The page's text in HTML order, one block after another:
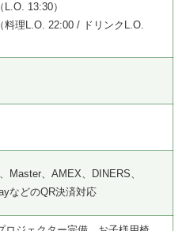
L.O. 13:30）
料理L.O. 22:00 / ドリンクL.O.
Master、AMEX、DINERS、
などのQR決済対応